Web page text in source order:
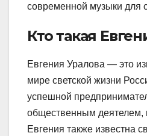
современной музыки для
Кто такая
Евгения Уралова — это
мире светской жизни
успешной
общественным деятелем,
Евгения также известна